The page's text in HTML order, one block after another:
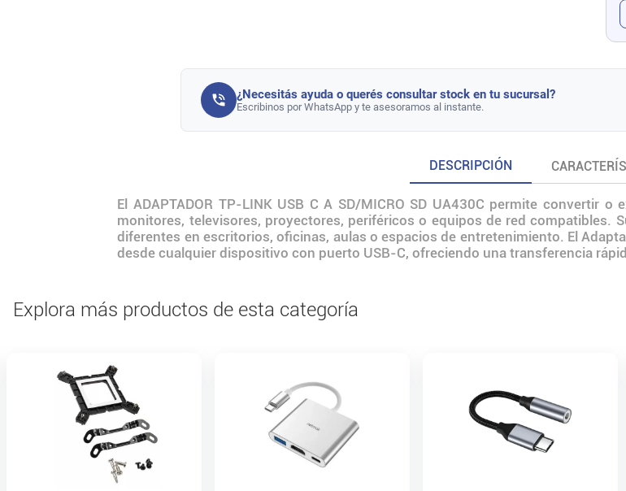
¿Necesitás ayuda o querés consultar stock en tu sucursal?
Escribinos por WhatsApp y te asesoramos al instante.
DESCRIPCIÓN
El ADAPTADOR TP-LINK USB C A SD/MICRO SD UA430C permite convertir
monitores, televisores, proyectores, periféricos o equipos de red compatibles.
diferentes en escritorios, oficinas, aulas o espacios de entretenimiento. El
desde cualquier dispositivo con puerto USB-C, ofreciendo una transferencia
Explora más productos de esta categoría